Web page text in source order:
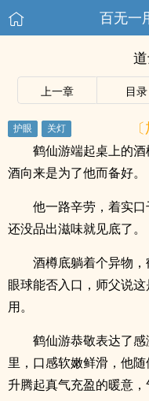
百无一
上一章 目录
鹤仙游端起桌上的
酒向来是为了他而备好。
他一路辛劳，着实
还没品出滋味就见底了。
酒樽底躺着个异物
眼球能否入口，师父说
用。
鹤仙游恭敬表达了
里，口感软嫩鲜滑，他
升腾起真气充盈的暖意，